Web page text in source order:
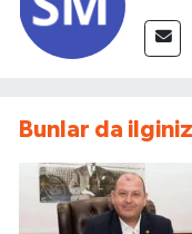
Bunlar da